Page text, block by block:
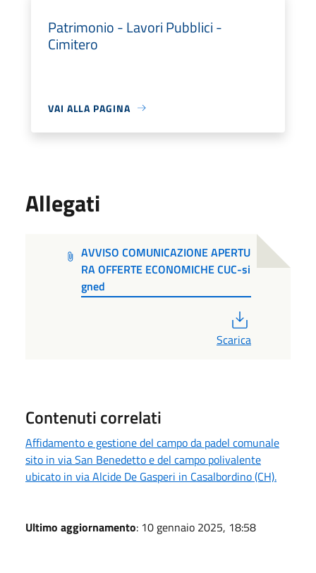
Patrimonio - Lavori Pubblici -
Cimitero
VAI ALLA PAGINA
Allegati
AVVISO COMUNICAZIONE APERTU
RA OFFERTE ECONOMICHE CUC-si
gned
Scarica
Contenuti correlati
Affidamento e gestione del campo da padel comunale
sito in via San Benedetto e del campo polivalente
ubicato in via Alcide De Gasperi in Casalbordino (CH).
Ultimo aggiornamento: 10 gennaio 2025, 18:58